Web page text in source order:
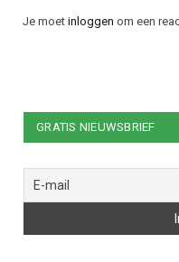
Je moet inloggen om een
GRATIS NIEUWSBRIEF